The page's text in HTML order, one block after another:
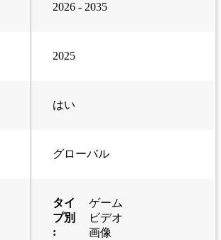
2026 - 2035
2025
はい
グローバル
タイ
プ別
:
ゲーム
ビデオ
画像